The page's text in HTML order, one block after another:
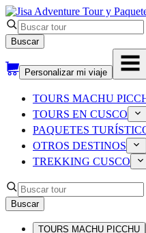
Buscar
Personalizar mi viaje
TOURS MACHU
TOURS EN CUSCO
PAQUETES
OTROS DESTINOS
TREKKING CUSCO
Buscar
TOURS MACHU PICCHU